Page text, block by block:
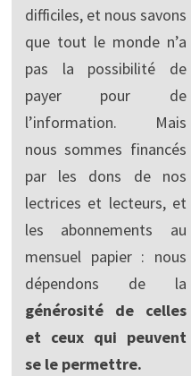
difficiles, et nous savons
que tout le monde n’a
pas la possibilité de
payer pour de
l’information. Mais
nous sommes financés
par les dons de nos
lectrices et lecteurs, et
les abonnements au
mensuel papier : nous
dépendons de la
générosité de celles
et ceux qui peuvent
se le permettre.